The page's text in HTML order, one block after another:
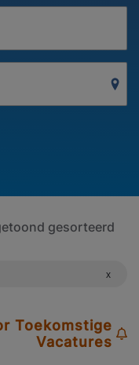
gesorteerd
x
Toekomstige
Vacatures